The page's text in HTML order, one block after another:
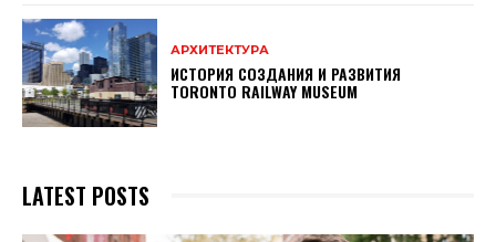
АРХИТЕКТУРА
ИСТОРИЯ СОЗДАНИЯ И РАЗВИТИЯ
TORONTO RAILWAY MUSEUM
LATEST POSTS